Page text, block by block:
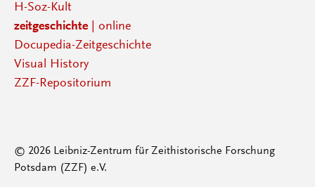
H-Soz-Kult
zeitgeschichte| online
Docupedia-Zeitgeschichte
Visual History
ZZF-Repositorium
© 2026 Leibniz-Zentrum für Zeithistorische Forschung
Potsdam (ZZF) e.V.